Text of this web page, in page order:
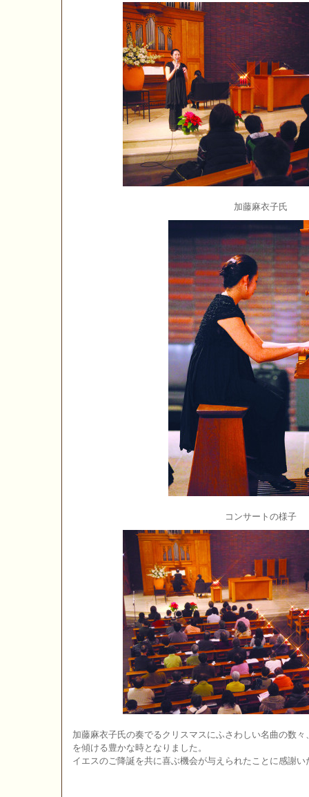
加藤麻衣子氏
コンサートの様子
加藤麻衣子氏の奏でるクリスマスにふさわしい名曲の数
を傾ける豊かな時となりました。
イエスのご降誕を共に喜ぶ機会が与えられたことに感謝い